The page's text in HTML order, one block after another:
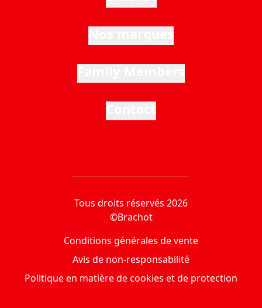
Tous droits réservés 2026
©Brachot
Conditions générales de vente
Avis de non-responsabilité
Politique en matière de cookies et de protection